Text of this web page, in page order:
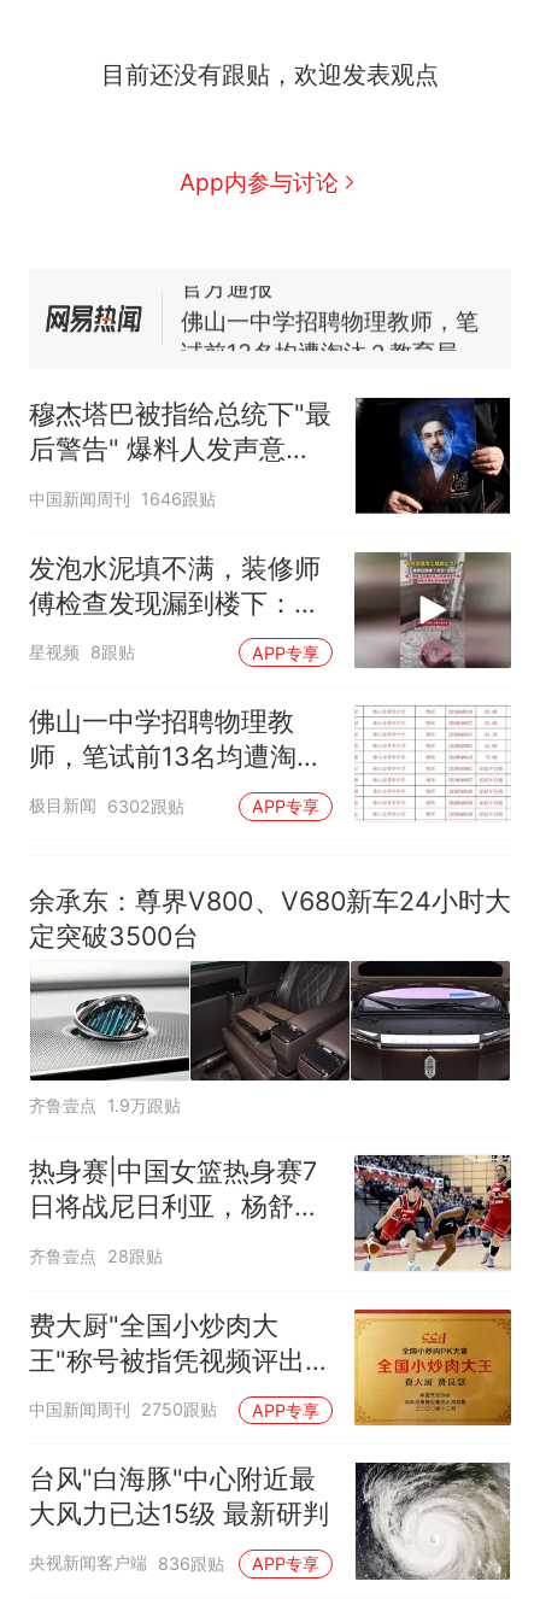
目前还没有跟贴，欢迎发表观点
App内参与讨论
人生
新 费大厨“全国小炒肉大王”称
号，仅凭视频评出？中国烹饪
佛山一中学招聘物理教师，笔
试前13名均遭淘汰？教育局：
核查
力已达15级 最新研判
享界G9车型预售价公布：
43.98万起
热 那个在床头放菜刀的女孩，
人生
穆杰塔巴被指给总统下"最
后警告" 爆料人发声意味
深长
中国新闻周刊 1646跟贴
发泡水泥填不满，装修师
傅检查发现漏到楼下：出
风口未延伸到外墙
星视频 8跟贴 APP专享
佛山一中学招聘物理教
师，笔试前13名均遭淘
汰？教育局：已叫停招
聘，成立调查组全面核查
极目新闻 6302跟贴 APP专享
余承东：尊界V800、V680新车24小时大
定突破3500台
齐鲁壹点 1.9万跟贴
热身赛|中国女篮热身赛7
日将战尼日利亚，杨舒予
有望出战
齐鲁壹点 28跟贴
费大厨"全国小炒肉大
王"称号被指凭视频评出
官方回应
中国新闻周刊 2750跟贴 APP专享
台风"白海豚"中心附近最
大风力已达15级 最新研判
央视新闻客户端 836跟贴 APP专享